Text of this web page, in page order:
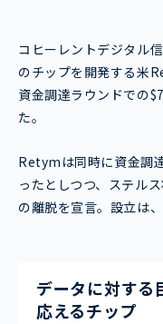
コヒーレントデジタル
のチップを開発する米
資金調達ラウンドでの
た。
Retymは同時に資金調
ったとしつつ、ステル
の離脱を宣言。設立は
データに対する
応えるチップ